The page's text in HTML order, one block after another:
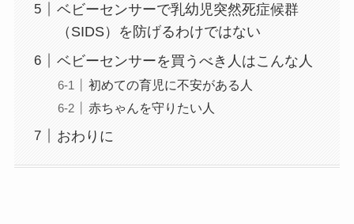
ベビーセンサーで乳幼児突然死症候群
（SIDS）を防げるわけではない
ベビーセンサーを買うべき人はこんな人
初めての育児に不安がある人
赤ちゃんを守りたい人
おわりに